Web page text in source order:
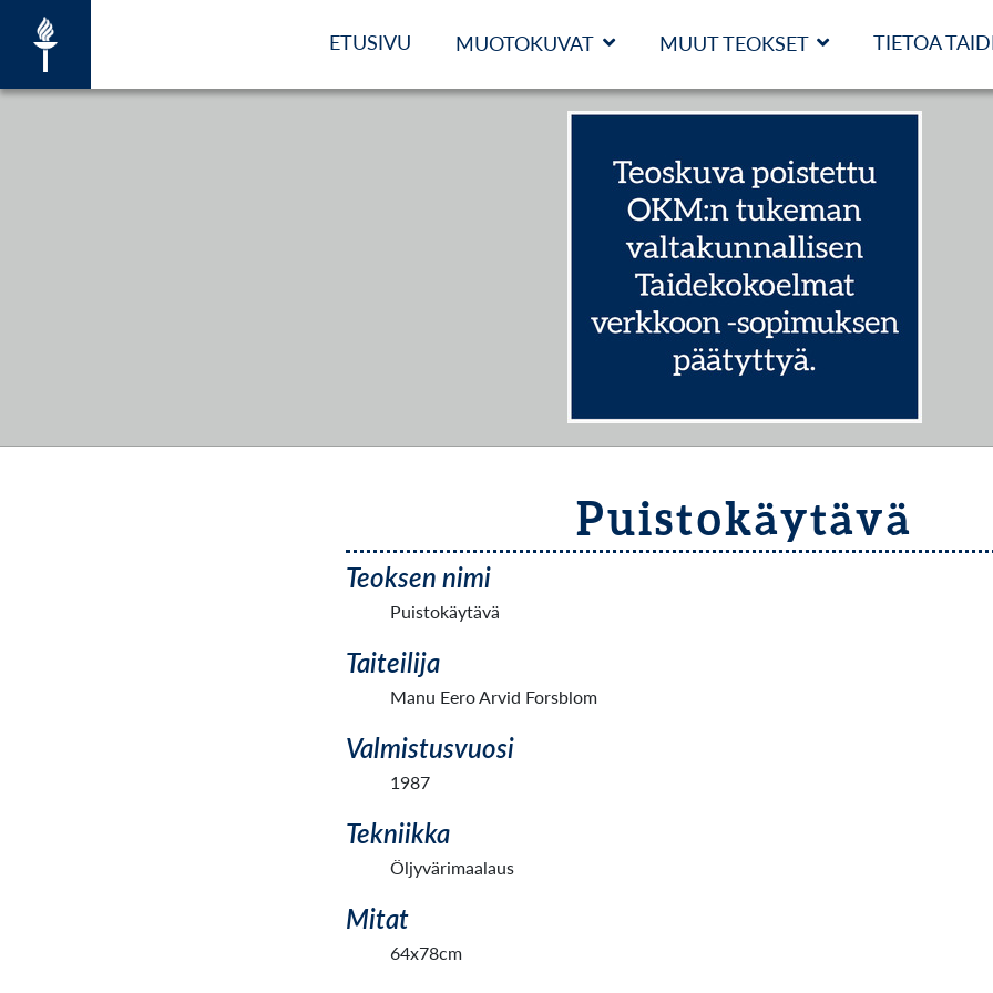
ETUSIVU MUOTOKUVAT MUUT TEOKSET TIETOA
Puistokäytävä
Teoksen nimi
Puistokäytävä
Taiteilija
Manu Eero Arvid Forsblom
Valmistusvuosi
1987
Tekniikka
Öljyvärimaalaus
Mitat
64x78cm